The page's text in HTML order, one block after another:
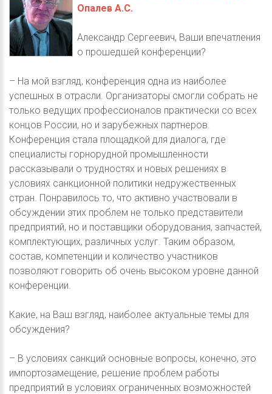
Опалев А.С.
Александр Сергеевич, Ваши впечатления
о прошедшей конференции?
– На мой взгляд, конференция одна из наиболее
успешных в отрасли. Организаторы смогли собрать не
только ведущих профессионалов практически со всех
концов России, но и зарубежных партнеров.
Конференция стала площадкой для диалога, где
специалисты горнорудной промышленности
рассказывали о трудностях и новых решениях в
условиях санкционной политики недружественных
стран. Понравилось то, что активно участвовали в
обсуждении этих проблем не только представители
предприятий, но и поставщики оборудования, запчастей,
комплектующих, различных услуг. Таким образом,
состав, компетенции и количество участников
позволяют говорить об очень высоком уровне данной
конференции.
Какие, на Ваш взгляд, наиболее актуальные темы для
обсуждения?
– В условиях санкций основные вопросы, конечно, это
импортозамещение, решение проблем работы
предприятий в условиях ограниченных возможностей